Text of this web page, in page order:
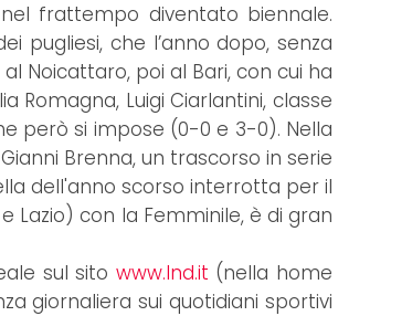
frattempo diventato biennale.
pugliesi, che l’anno dopo, senza
Noicattaro, poi al Bari, con cui ha
Romagna, Luigi Ciarlantini, classe
però si impose (0-0 e 3-0). Nella
Brenna, un trascorso in serie
dell'anno scorso interrotta per il
Lazio) con la Femminile, è di gran
sul sito www.lnd.it (nella home
giornaliera sui quotidiani sportivi